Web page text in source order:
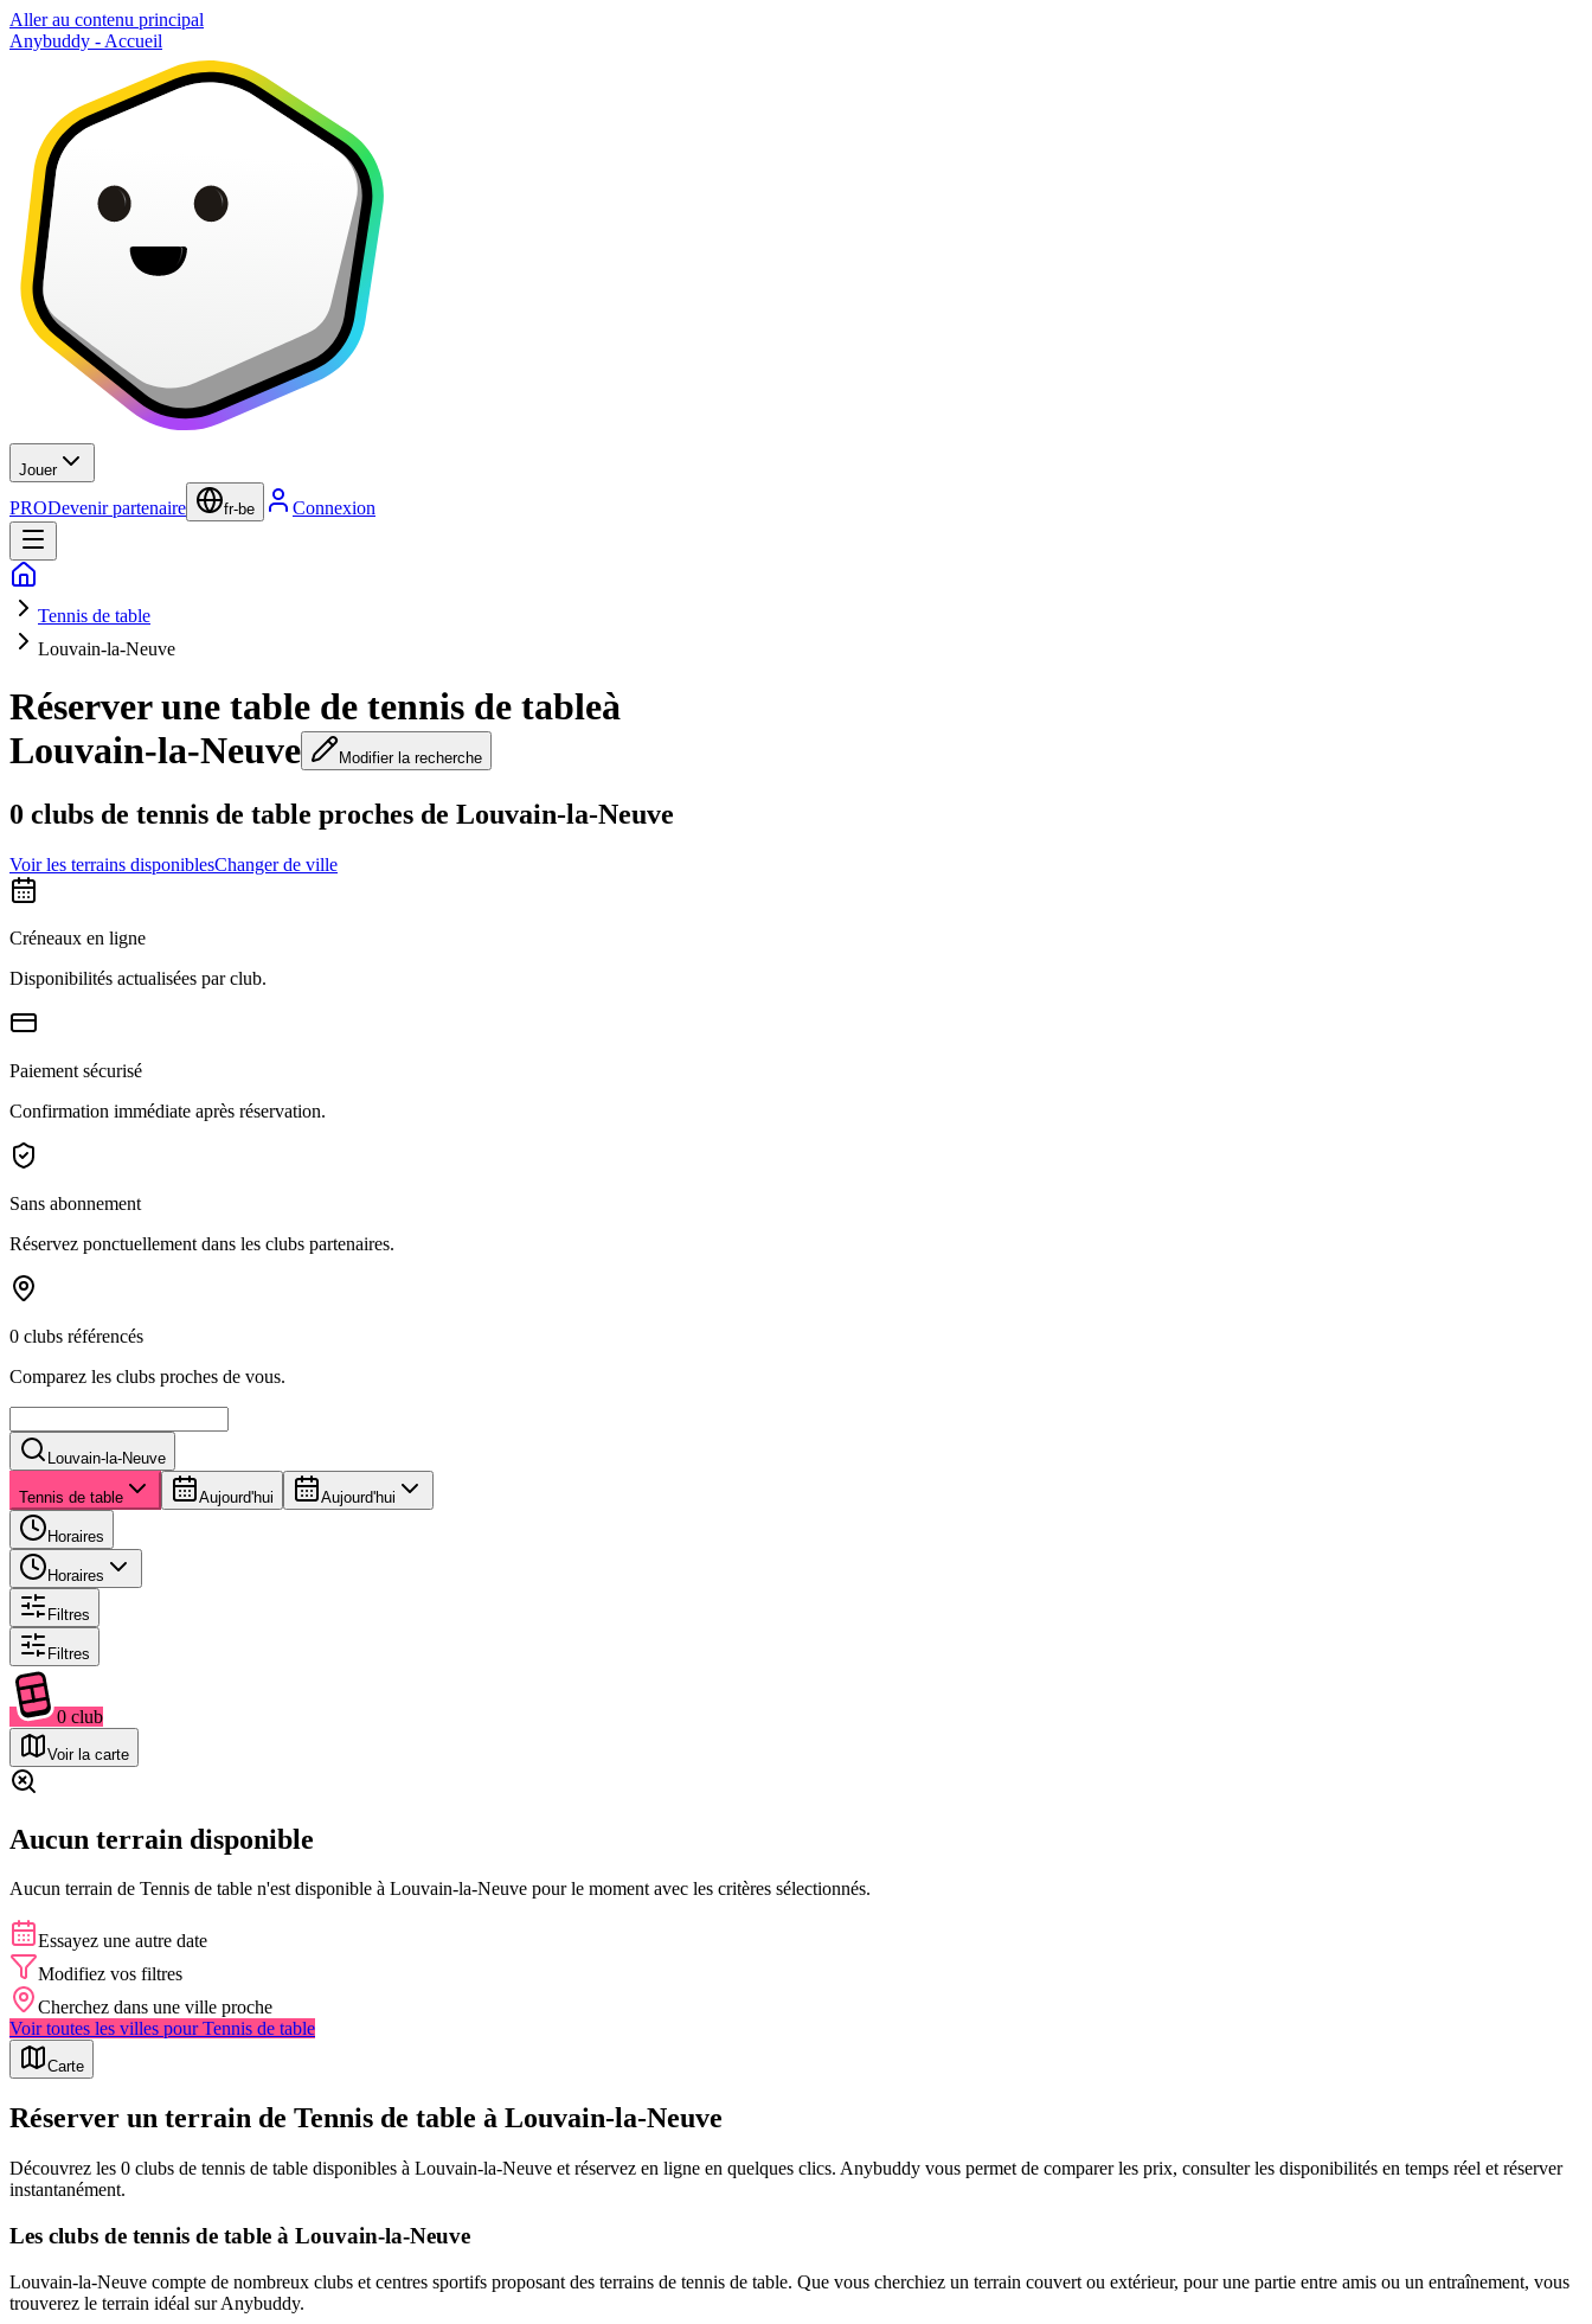
Aller au contenu principal
Anybuddy - Accueil
Jouer
PRODevenir partenaire fr-be Connexion
Tennis de table
Louvain-la-Neuve
Réserver une table de tennis de tableà
Louvain-la-Neuve
Modifier la recherche
0 clubs de tennis de table proches de Louvain-la-Neuve
Voir les terrains disponiblesChanger de ville
Créneaux en ligne
Disponibilités actualisées par club.
Paiement sécurisé
Confirmation immédiate après réservation.
Sans abonnement
Réservez ponctuellement dans les clubs partenaires.
0 clubs référencés
Comparez les clubs proches de vous.
Louvain-la-Neuve
Tennis de table Aujourd'hui Aujourd'hui
Horaires
Horaires
Filtres
Filtres
0 club
Voir la carte
Aucun terrain disponible
Aucun terrain de Tennis de table n'est disponible à Louvain-la-Neuve pour le moment avec les critères sélectionnés.
Essayez une autre date
Modifiez vos filtres
Cherchez dans une ville proche
Voir toutes les villes pourTennis de table
Carte
Réserver un terrain de Tennis de table à Louvain-la-Neuve
Découvrez les 0 clubs de tennis de table disponibles à Louvain-la-Neuve et réservez en ligne en quelques clics. Anybuddy vous permet de comparer les prix, consulter les disponibilités en temps réel et réserver
instantanément.
Les clubs de tennis de table à Louvain-la-Neuve
Louvain-la-Neuve compte de nombreux clubs et centres sportifs proposant des terrains de tennis de table. Que vous cherchiez un terrain couvert ou extérieur, pour une partie entre amis ou un entraînement, vous
trouverez le terrain idéal sur Anybuddy.